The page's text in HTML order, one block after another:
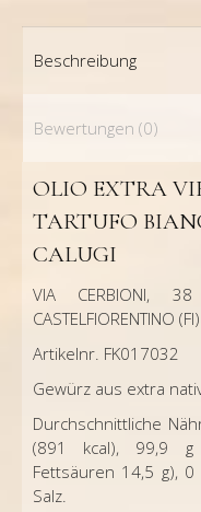
Beschreibung
Bewertungen (0)
OLIO EXTRA
TARTUFO
CALUGI
VIA CERBIONI,
CASTELFIORENTINO (FI)
Artikelnr. FK017032
Gewürz aus extra
Durchschnittliche
(891 kcal), 99,9 g
Fettsäuren 14,5 g),
Salz.